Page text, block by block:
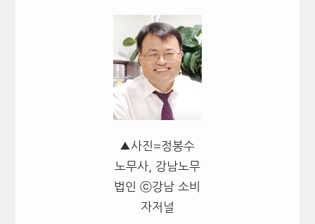
▲사진=정봉수
노무사, 강남노무
법인 ⓒ강남 소비
자저널